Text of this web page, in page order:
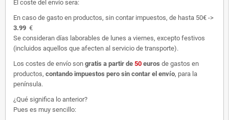
El coste del envío sera:
En caso de gasto en productos, sin contar impuestos, de hasta 50€ ->
3.99 €
Se consideran días laborables de lunes a viernes, excepto festivos
(incluidos aquellos que afecten al servicio de transporte).
Los costes de envío son gratis a partir de 50 euros de gastos en
productos, contando impuestos pero sin contar el envío, para la
península.
¿Qué significa lo anterior?
Pues es muy sencillo: